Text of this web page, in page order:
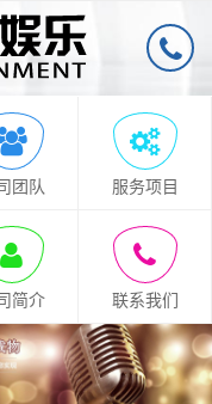
团队 服务项目
简介 联系我们